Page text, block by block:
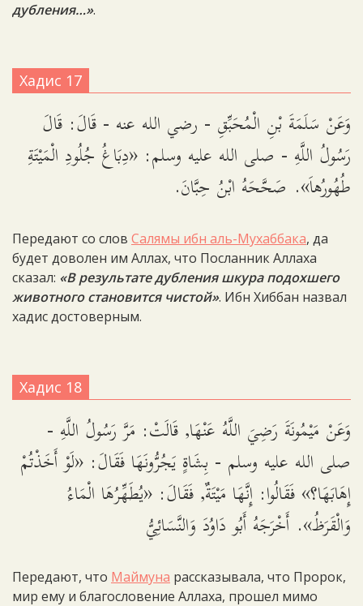
дубления…».
Хадис 17
وَعَنْ سَلَمَةَ بْنِ الْمُحَبِّقِ - رضي الله عنه - قَالَ: قَالَ
رَسُولُ اللَّهِ - صلى الله عليه وسلم: «دِبَاغُ جُلُودِ الْمَيْتَةِ
طُهُورُهاَ». صَحَّحَهُ ابْنُ حِبَّانَ.
Передают со слов Салямы ибн аль-Мухаббака, да
будет доволен им Аллах, что Посланник Аллаха
сказал: «В результате дубления шкура подохшего
животного становится чистой». Ибн Хиббан назвал
хадис достоверным.
Хадис 18
وَعَنْ مَيْمُونَةَ رَضِيَ اللَّهُ عَنْهَا, قَالَتْ: مَرَّ رَسُولُ اللَّهِ -
صلى الله عليه وسلم - بِشَاةٍ يَجُرُّونَهَا فَقَالَ: «لَوْ أَخَذْتُمْ
إِهَابَهَا؟» فَقَالُوا: إِنَّهَا مَيْتَةٌ, فَقَالَ: «يُطَهِّرُهَا الْمَاءُ
وَالْقَرَظُ». أَخْرَجَهُ أَبُو دَاوُدَ وَالنَّسَائِيُّ
Передают, что Маймуна рассказывала, что Пророк,
мир ему и благословение Аллаха, прошел мимо